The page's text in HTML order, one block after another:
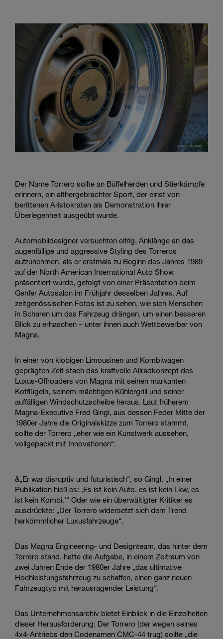
Der Name Torrero sollte an Büffelherden und Stierkämpfe
erinnern, ein althergebrachter Sport, der einst von
berittenen Aristokraten als Demonstration ihrer
Überlegenheit ausgeübt wurde.
Automobildesigner versuchten eifrig, Anklänge an das
augenfällige und aggressive Styling des Torreros
aufzunehmen, als er erstmals zu Beginn des Jahres 1989
auf der North American International Auto Show
präsentiert wurde, gefolgt von einer Präsentation beim
Genfer Autosalon im Frühjahr desselben Jahres. Auf
zeitgenössischen Fotos ist zu sehen, wie sich Menschen
in Scharen um das Fahrzeug drängen, um einen besseren
Blick zu erhaschen – unter ihnen auch Wettbewerber von
Magna.
In einer von klobigen Limousinen und Kombiwagen
geprägten Zeit stach das kraftvolle Allradkonzept des
Luxus-Offroaders von Magna mit seinen markanten
Kotflügeln, seinem mächtigen Kühlergrill und seiner
auffälligen Windschutzscheibe heraus. Laut früherem
Magna-Executive Fred Gingl, aus dessen Feder Mitte der
1980er Jahre die Originalskizze zum Torrero stammt,
sollte der Torrero „eher wie ein Kunstwerk aussehen,
vollgepackt mit Innovationen“.
&„Er war disruptiv und futuristisch“, so Gingl. „In einer
Publikation hieß es: ‚Es ist kein Auto, es ist kein Lkw, es
ist kein Kombi.‘“ Oder wie ein überwältigter Kritiker es
ausdrückte: „Der Torrero widersetzt sich dem Trend
herkömmlicher Luxusfahrzeuge“.
Das Magna Engineering- und Designteam, das hinter dem
Torrero stand, hatte die Aufgabe, in einem Zeitraum von
zwei Jahren Ende der 1980er Jahre „das ultimative
Hochleistungsfahrzeug zu schaffen, einen ganz neuen
Fahrzeugtyp mit herausragender Leistung“.
Das Unternehmensarchiv bietet Einblick in die Einzelheiten
dieser Herausforderung: Der Torrero (der wegen seines
4x4-Antriebs den Codenamen CMC-44 trug) sollte „die